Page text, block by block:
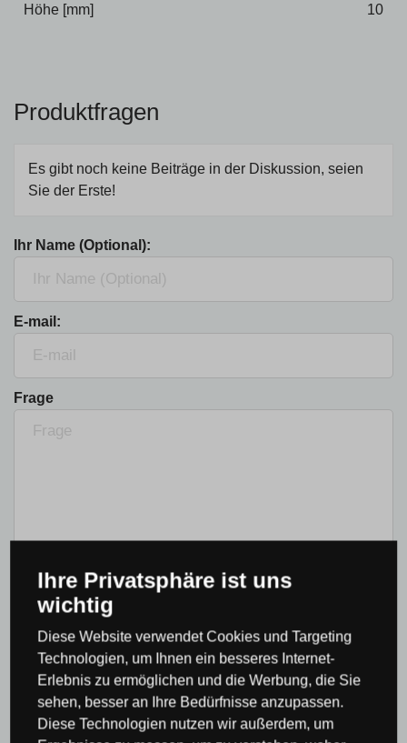
Höhe [mm]
10
Produktfragen
Es gibt noch keine Beiträge in der Diskussion, seien
Sie der Erste!
Ihr Name (Optional):
E-mail:
Frage
Stellen Sie anonym eine Frage.
Ich habe dieDatenschutz- und
Einwilligungserklärunggelesen und bin damit
einverstanden.
SENDEN SIE EINE FRAGE
Ihre Privatsphäre ist uns
wichtig
Diese Website verwendet Cookies und Targeting
Technologien, um Ihnen ein besseres Internet-
Erlebnis zu ermöglichen und die Werbung, die Sie
sehen, besser an Ihre Bedürfnisse anzupassen.
Diese Technologien nutzen wir außerdem, um